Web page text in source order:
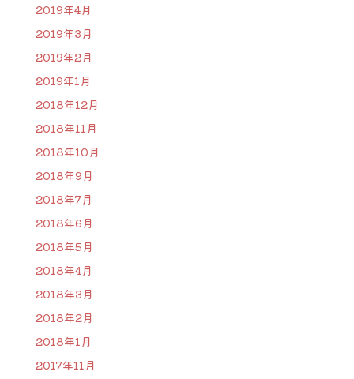
2019年4月
2019年3月
2019年2月
2019年1月
2018年12月
2018年11月
2018年10月
2018年9月
2018年7月
2018年6月
2018年5月
2018年4月
2018年3月
2018年2月
2018年1月
2017年11月